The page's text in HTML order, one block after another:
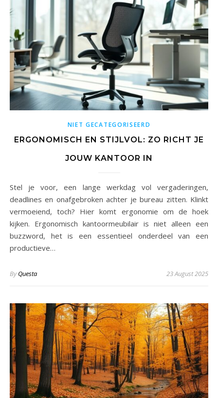
NIET GECATEGORISEERD
ERGONOMISCH EN STIJLVOL: ZO RICHT JE
JOUW KANTOOR IN
Stel je voor, een lange werkdag vol vergaderingen,
deadlines en onafgebroken achter je bureau zitten. Klinkt
vermoeiend, toch? Hier komt ergonomie om de hoek
kijken. Ergonomisch kantoormeubilair is niet alleen een
buzzword, het is een essentieel onderdeel van een
productieve…
ByQuesta 23 August 2025